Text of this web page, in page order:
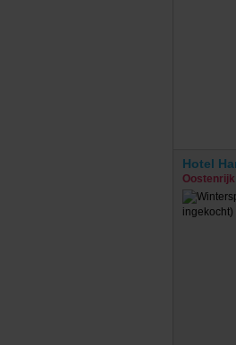
Hotel
Oostenrijk